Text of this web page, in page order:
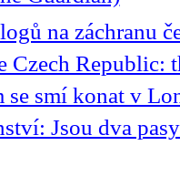
na záchranu
Czech Republic:
se smí konat v
Jsou dva